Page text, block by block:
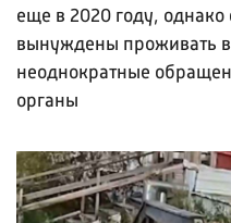
еще в 2020 году, однако
вынуждены проживать
неоднократные
органы